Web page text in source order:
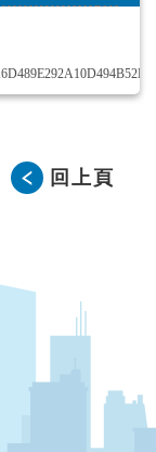
回上頁